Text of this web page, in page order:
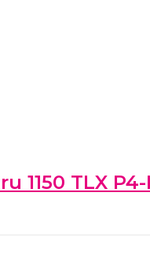
1150 TLX